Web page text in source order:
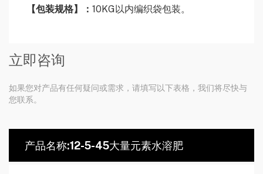
【包装规格】： 10KG以内编织袋包装。
立即咨询
如果您对产品有任何疑问或需求，请填写以下表格，我们将尽快与
您联系。